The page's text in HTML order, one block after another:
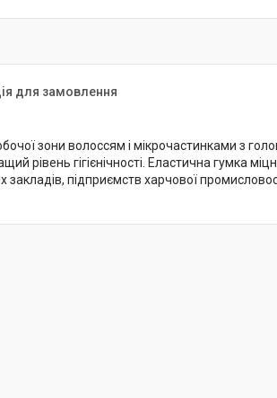
для замовлення
зони волоссям і мікрочастинками з
рівень гігієнічності. Еластична гумка
підприємств харчової